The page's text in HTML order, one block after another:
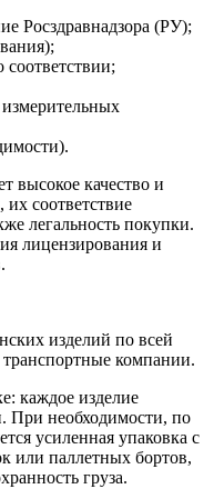
Росздравнадзора (РУ);
высокое качество и
соответствие
легальность покупки.
лицензирования и
изделий по всей
компании.
каждое изделие
При необходимости, по
усиленная упаковка с
или паллетных бортов,
груза.